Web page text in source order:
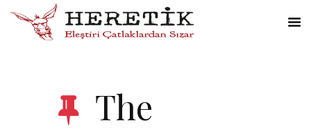
The